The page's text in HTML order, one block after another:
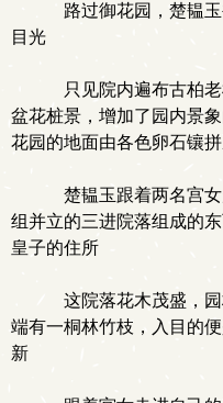
路过御花园，楚韫玉
目光
只见院内遍布古柏老
盆花桩景，增加了园内景
花园的地面由各色卵石镶
楚韫玉跟着两名宫
组并立的三进院落组成的
皇子的住所
这院落花木茂盛，
端有一桐林竹枝，入目的
新